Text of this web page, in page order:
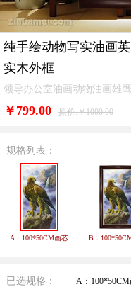
纯手绘动物写实油画
实木外框
领导办公室油画动物油画雄
￥ 799.00 原价:￥1000.00
规格列表：
A：100*50CM画芯 B：
已选规格： A：